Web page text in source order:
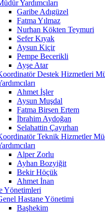
Yardımcıları
Garibe Adıgüzel
Fatma Yılmaz
Nurhan Kökten Teymuri
Sefer Kıyak
Aysun Kiçir
Pempe Becerikli
Ayşe Atar
Destek Hizmetleri
Ahmet İşler
Aysun Muşdal
Fatma Birsen Ertem
İbrahim Aydoğan
Selahattin Çayırhan
Teknik Hizmetler
Alper Zorlu
Ayhan Bozyiğit
Bekir Höçük
Ahmet İnan
Yönetimleri
Hastane Yönetimi
Başhekim